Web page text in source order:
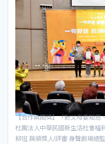
【合作無間獎】「對父母要知恩
社團法人中華民國新生活社會福
柳班 與頒獎人/評審 身聲劇場總